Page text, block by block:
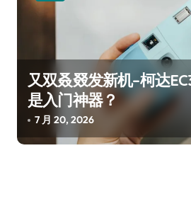
又双叒叕发新机–柯达
是入门神器？
7 月 20, 2026